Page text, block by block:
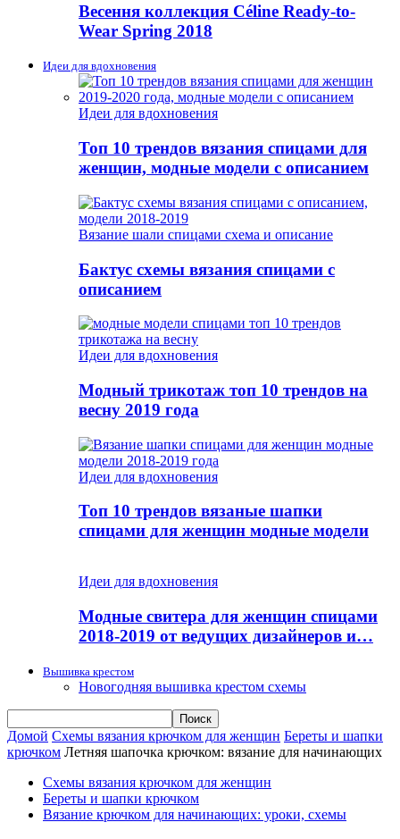
Весення коллекция Céline Ready-to-
Wear Spring 2018
Идеи для вдохновения
Идеи для вдохновения
Топ 10 трендов вязания спицами для
женщин, модные модели с описанием
Вязание шали спицами схема и описание
Бактус схемы вязания спицами с
описанием
Идеи для вдохновения
Модный трикотаж топ 10 трендов на
весну 2019 года
Идеи для вдохновения
Топ 10 трендов вязаные шапки
спицами для женщин модные модели
Идеи для вдохновения
Модные свитера для женщин спицами
2018-2019 от ведущих дизайнеров и…
Вышивка крестом
Новогодняя вышивка крестом схемы
Домой Схемы вязания крючком для женщин Береты и шапки
крючком Летняя шапочка крючком: вязание для начинающих
Схемы вязания крючком для женщин
Береты и шапки крючком
Вязание крючком для начинающих: уроки, схемы